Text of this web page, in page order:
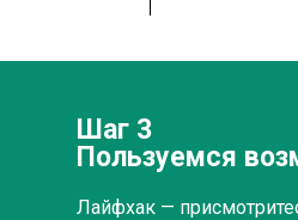
Лайфхак —
Шаг 3
Пользуемся